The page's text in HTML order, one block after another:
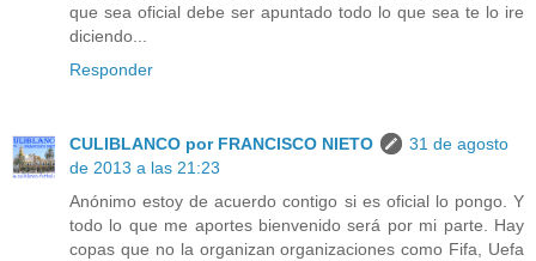
que sea oficial debe ser apuntado todo lo que sea te lo ire
diciendo...
Responder
CULIBLANCO por FRANCISCO NIETO
31 de agosto
de 2013 a las 21:23
Anónimo estoy de acuerdo contigo si es oficial lo pongo. Y
todo lo que me aportes bienvenido será por mi parte. Hay
copas que no la organizan organizaciones como Fifa, Uefa